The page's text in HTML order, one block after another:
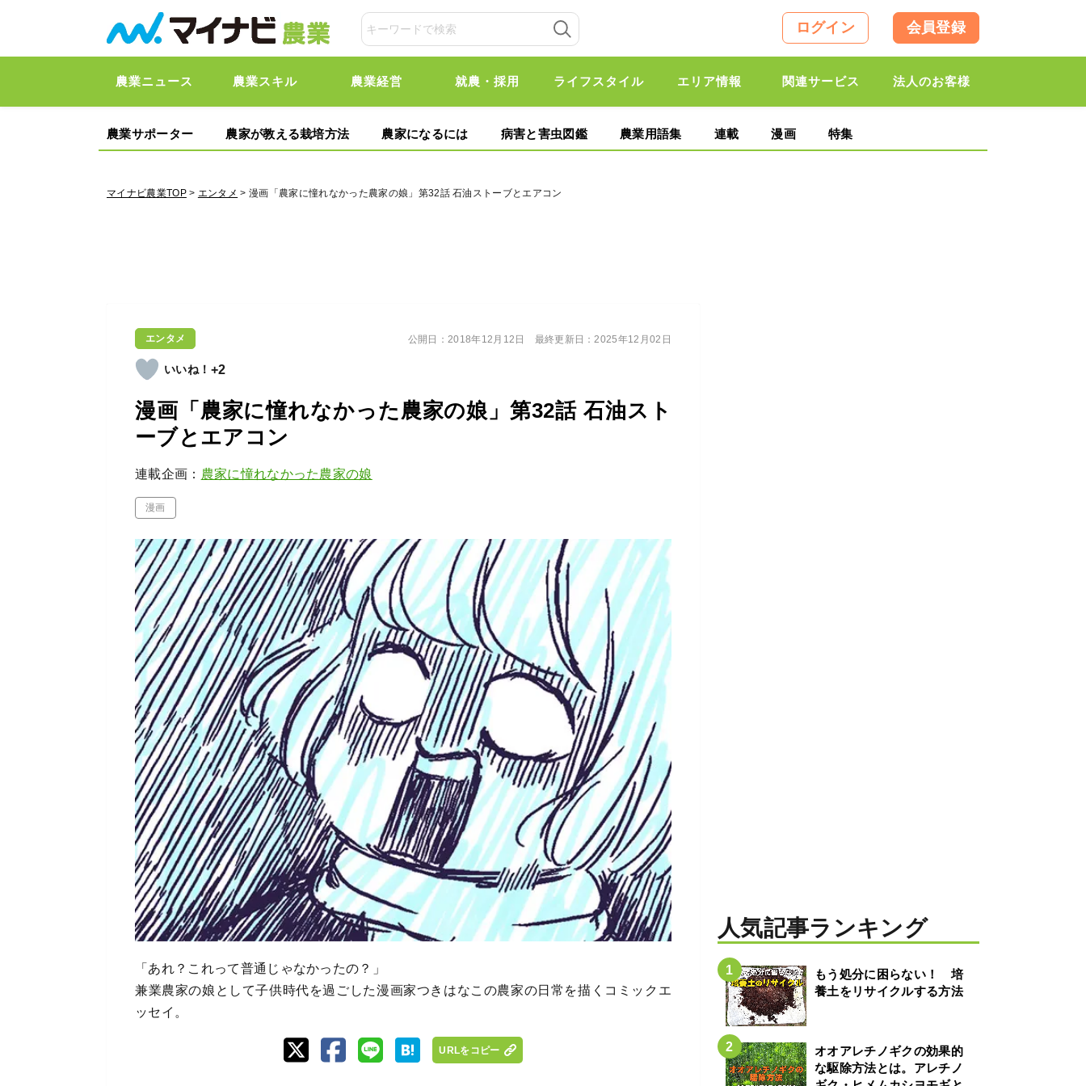
ログイン 会員登録
農業ニュース 農業スキル 農業経営 就農・採用 ライフスタイル エリア情報 関連サービス 法人のお客様
農業サポーター 農家が教える栽培方法 農家になるには 病害と害虫図鑑 農業用語集 連載 漫画 特集
マイナビ農業TOP> エンタメ > 漫画「農家に憧れなかった農家の娘」第32話 石油ストーブとエアコン
エンタメ
+2
漫画「農家に憧れなかった農家の娘」第32話 石油スト
ーブとエアコン
連載企画： 農家に憧れなかった農家の娘
漫画
公開日：2018年12月12日 最終更新日：2025年12月02日
「あれ？これって普通じゃなかったの？」
兼業農家の娘として子供時代を過ごした漫画家つきはなこの農家の日常を描くコミックエ
ッセイ。
URLをコピー
人気記事ランキング
もう処分に困らない！ 培
養土をリサイクルする方法
オオアレチノギクの効果的
な駆除方法とは。アレチノ